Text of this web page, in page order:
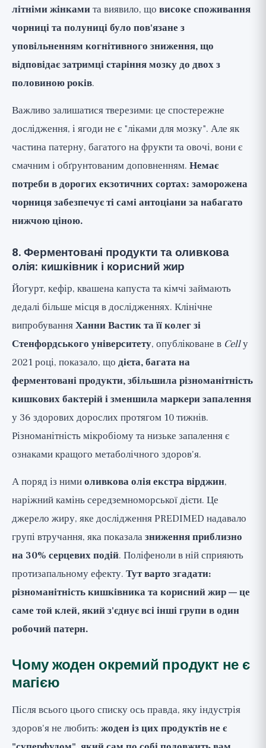
літніми жінкамита виявило, що високе споживання
чорниці та полуниці було пов'язане з
уповільненням когнітивного зниження, що
відповідає затримці старіння мозку до двох з
половиною років.
Важливо залишатися тверезими: це спостережне
дослідження, і ягоди не є "ліками для мозку". Але як
частина патерну, багатого на фрукти та овочі, вони є
смачним і обґрунтованим доповненням. Немає
потреби в дорогих екзотичних сортах: заморожена
чорниця забезпечує ті самі антоціани за набагато
нижчою ціною.
8. Ферментовані продукти та оливкова
олія: кишківник і корисний жир
Йогурт, кефір, квашена капуста та кімчі займають
дедалі більше місця в дослідженнях. Клінічне
випробуванняХанни Вастик та її колег зі
Стенфордського університету, опубліковане в Cellу
2021 році, показало, що дієта, багата на
ферментовані продукти, збільшила різноманітність
кишкових бактерій і зменшила маркери запалення
у 36 здорових дорослих протягом 10 тижнів.
Різноманітність мікробіому та низьке запалення є
ознаками кращого метаболічного здоров'я.
А поряд із нимиоливкова олія екстра вірджин,
наріжний камінь середземноморської дієти. Це
джерело жиру, яке дослідження PREDIMED надавало
групі втручання, яка показалазниження приблизно
на 30% серцевих подій. Поліфеноли в ній сприяють
протизапальному ефекту. Тут варто згадати:
різноманітність кишківника та корисний жир — це
саме той клей, який з'єднує всі інші групи в один
робочий патерн.
Чому жоден окремий продукт не є
магією
Після всього цього списку ось правда, яку індустрія
здоров'я не любить: жоден із цих продуктів не є